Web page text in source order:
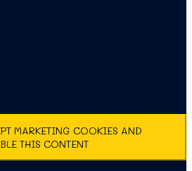
MARKETING COOKIES AND
THIS CONTENT